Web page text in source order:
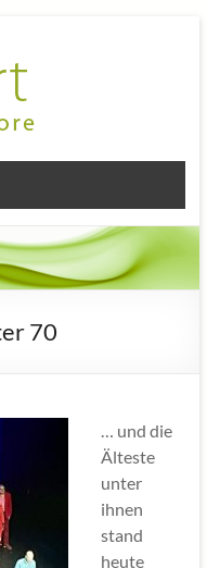
70
… und die
Älteste
unter
ihnen
stand
heute